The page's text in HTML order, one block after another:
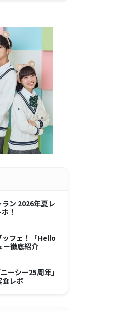
ン 2026年夏レ
！
ッフェ！「Hello
徹底紹介
ーシー25周年」
レポ